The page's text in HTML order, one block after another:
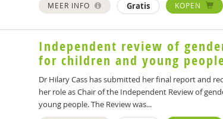
MEER INFO Gratis KOPEN
Independent review of
for children and young
Dr Hilary Cass has submitted her final report and
her role as Chair of the Independent Review of
young people. The Review was...